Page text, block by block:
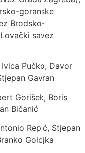
goranske
Brodsko-
savez
Ivica Pučko, Davor
Gavran
Gorišek, Boris
Bičanić
Repić, Stjepan
Golojka